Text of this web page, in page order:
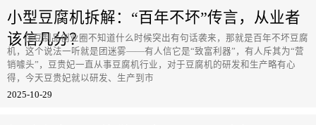
小型豆腐机拆解：“百年不坏”传言，从业者
该信几分？
在豆制品创业圈不知道什么时候突出有句话袭来，那就是百年不坏豆腐
机，这个说法一听就是团迷雾——有人信它是“致富利器”，有人斥其为“营
销噱头”，豆贵妃一直从事豆腐机行业，对于豆腐机的研发和生产略有心
得，今天豆贵妃就以研发、生产到市
2025-10-29